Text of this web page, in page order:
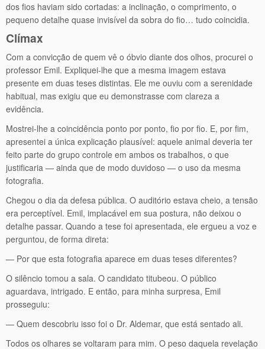
dos fios haviam sido cortadas: a inclinação, o comprimento, o
pequeno detalhe quase invisível da sobra do fio… tudo coincidia.
Clímax
Com a convicção de quem vê o óbvio diante dos olhos, procurei o
professor Emil. Expliquei-lhe que a mesma imagem estava
presente em duas teses distintas. Ele me ouviu com a serenidade
habitual, mas exigiu que eu demonstrasse com clareza a
evidência.
Mostrei-lhe a coincidência ponto por ponto, fio por fio. E, por fim,
apresentei a única explicação plausível: aquele animal deveria ter
feito parte do grupo controle em ambos os trabalhos, o que
justificaria — ainda que de modo duvidoso — o uso da mesma
fotografia.
Chegou o dia da defesa pública. O auditório estava cheio, a tensão
era perceptível. Emil, implacável em sua postura, não deixou o
detalhe passar. Quando a tese foi apresentada, ele ergueu a voz e
perguntou, de forma direta:
— Por que esta fotografia aparece em duas teses diferentes?
O silêncio tomou a sala. O candidato titubeou. O público
aguardava, intrigado. E então, para minha surpresa, Emil
prosseguiu:
— Quem descobriu isso foi o Dr. Aldemar, que está sentado ali.
Todos os olhares se voltaram para mim. O peso daquela revelação